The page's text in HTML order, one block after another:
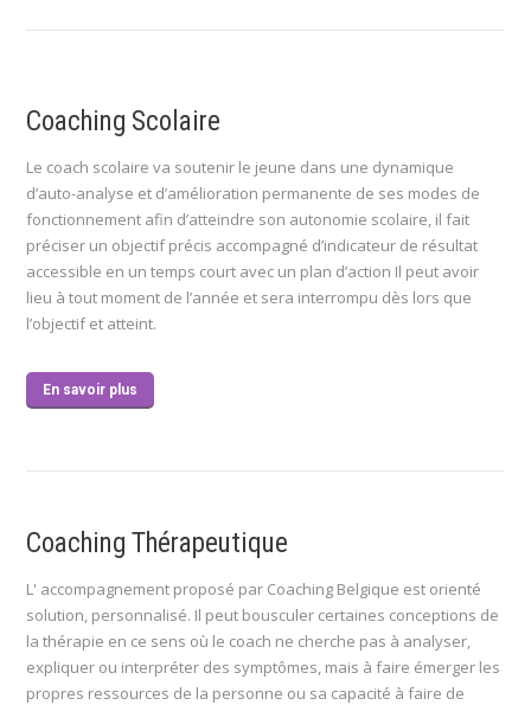
:
Coaching Scolaire
Le coach scolaire va soutenir le jeune dans une dynamique
d’auto-analyse et d’amélioration permanente de ses modes de
fonctionnement afin d’atteindre son autonomie scolaire, il fait
préciser un objectif précis accompagné d’indicateur de résultat
accessible en un temps court avec un plan d’action Il peut avoir
lieu à tout moment de l’année et sera interrompu dès lors que
l’objectif et atteint.
En savoir plus
Coaching Thérapeutique
L' accompagnement proposé par Coaching Belgique est orienté
solution, personnalisé. Il peut bousculer certaines conceptions de
la thérapie en ce sens où le coach ne cherche pas à analyser,
expliquer ou interpréter des symptômes, mais à faire émerger les
propres ressources de la personne ou sa capacité à faire de